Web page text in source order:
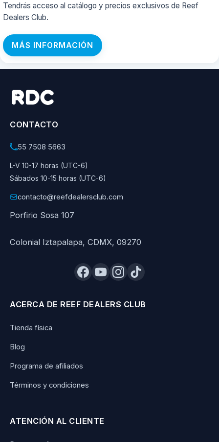
Tendrás acceso al catálogo y precios exclusivos de Reef
Dealers Club.
MÁS INFORMACIÓN
CONTACTO
55 7508 5663
L-V 10-17 horas (UTC-6)
Sábados 10-15 horas (UTC-6)
contacto@reefdealersclub.com
Porfirio Sosa 107
Colonial Iztapalapa, CDMX, 09270
ACERCA DE REEF DEALERS CLUB
Tienda física
Blog
Programa de afiliados
Términos y condiciones
ATENCIÓN AL CLIENTE